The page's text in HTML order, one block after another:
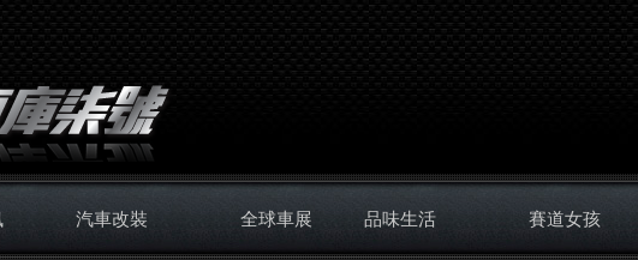
汽車改裝 全球車展 品味生活 賽道女孩